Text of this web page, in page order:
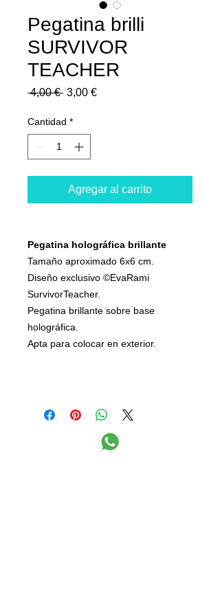
Pegatina brilli
SURVIVOR
TEACHER
4,00 € Precio
3,00 €Precio
Cantidad *
Agregar al carrito
Pegatina holográfica brillante
Tamaño aproximado 6x6 cm.
Diseño exclusivo ©EvaRami
SurvivorTeacher.
Pegatina brillante sobre base
holográfica.
Apta para colocar en exterior.